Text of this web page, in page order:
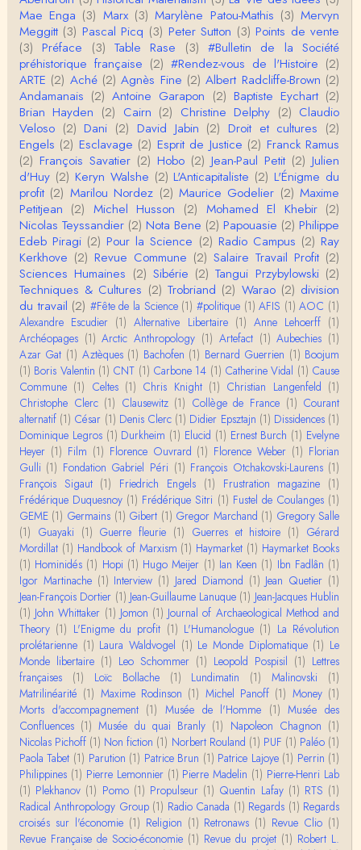
Christophe Darmangeat
Cet article apporte de l'eau à mon moulin (si j'ose
dire) en appuyant la réalité des torture…
roland chaudat
IROQUOIS CANNIBALISM: FACT NOT FICTIONTho
mas S. AblerUniversity of WaterlooBien que ce text
e ne comp…
roland chaudat
Merci de relever ma généralisation hâtive en ce qu
i concerne une hypothétique proportion relative e
n…
Christophe Darmangeat
Pour ce qui est des effets de la variole, ils ont en
effet été catastrophiques 'une manière géné…
Roland Chaudat
L'histoire des populations autochtones profite certai
nement de ces reconstitutions dont la visit…
Anonymous
Je viens de regarder une vidéo de Pascal Picq sur
"le blob" à l'instant. Mon premier r…
Yves Le Dantec
En effet, par "hiérarchie" j'entendais surtout ce que
tu entends dans ton second point…
Claude Julien
« Nous n’avons pas cessé, de toute évidence, d’êt
re ‘ethnocentriques’. Mais nous n’en sommes pas m
oi…
Christophe Darmangeat
Encore une fois, l'histoire de la hiérarchie ne me s
emble pas être le bon angle de discussion – …
Christophe Darmangeat
Évidemment, de toute façon c'est toujours de ma f
aute. ;-)
Damian
Merci de ta réponse ! Pour les pénis, c'est de cell
es qu'on écarte, car dans une société pat…
Yves Le Dantec
Affligeant, ce documentaire. Ca me fait me deman
der : est-ce que tenter de revoir l'histoire des…
Boudjemaa Sedira
Merci pour cet article méthodique. En effet, les "b
âtons-à-fouir" qu'on a pu trouver a…
Mae Enga (3) Marx (3) Marylène Patou-Mathis (3) Mervyn
Meggitt (3) Pascal Picq (3) Peter Sutton (3) Points de vente
(3) Préface (3) Table Rase (3) #Bulletin de la Société
préhistorique française (2) #Rendez-vous de l'Histoire (2)
ARTE (2) Aché (2) Agnès Fine (2) Albert Radcliffe-Brown (2)
Andamanais (2) Antoine Garapon (2) Baptiste Eychart (2)
Brian Hayden (2) Cairn (2) Christine Delphy (2) Claudio
Veloso (2) Dani (2) David Jabin (2) Droit et cultures (2)
Engels (2) Esclavage (2) Esprit de Justice (2) Franck Ramus
(2) François Savatier (2) Hobo (2) Jean-Paul Petit (2) Julien
d'Huy (2) Keryn Walshe (2) L'Anticapitaliste (2) L'Énigme du
profit (2) Marilou Nordez (2) Maurice Godelier (2) Maxime
Petitjean (2) Michel Husson (2) Mohamed El Khebir (2)
Nicolas Teyssandier (2) Nota Bene (2) Papouasie (2) Philippe
Edeb Piragi (2) Pour la Science (2) Radio Campus (2) Ray
Kerkhove (2) Revue Commune (2) Salaire Travail Profit (2)
Sciences Humaines (2) Sibérie (2) Tangui Przybylowski (2)
Techniques & Cultures (2) Trobriand (2) Warao (2) division
du travail (2) #Fête de la Science (1) #politique (1) AFIS (1) AOC (1)
Alexandre Escudier (1) Alternative Libertaire (1) Anne Lehoerff (1)
Archéopages (1) Arctic Anthropology (1) Artefact (1) Aubechies (1)
Azar Gat (1) Aztèques (1) Bachofen (1) Bernard Guerrien (1) Boojum
(1) Boris Valentin (1) CNT (1) Carbone 14 (1) Catherine Vidal (1) Cause
Commune (1) Celtes (1) Chris Knight (1) Christian Langenfeld (1)
Christophe Clerc (1) Clausewitz (1) Collège de France (1) Courant
alternatif (1) César (1) Denis Clerc (1) Didier Epsztajn (1) Dissidences (1)
Dominique Legros (1) Durkheim (1) Elucid (1) Ernest Burch (1) Evelyne
Heyer (1) Film (1) Florence Ouvrard (1) Florence Weber (1) Florian
Gulli (1) Fondation Gabriel Péri (1) François Otchakovski-Laurens (1)
François Sigaut (1) Friedrich Engels (1) Frustration magazine (1)
Frédérique Duquesnoy (1) Frédérique Sitri (1) Fustel de Coulanges (1)
GEME (1) Germains (1) Gibert (1) Gregor Marchand (1) Gregory Salle
(1) Guayaki (1) Guerre fleurie (1) Guerres et histoire (1) Gérard
Mordillat (1) Handbook of Marxism (1) Haymarket (1) Haymarket Books
(1) Hominidés (1) Hopi (1) Hugo Meijer (1) Ian Keen (1) Ibn Fadlân (1)
Igor Martinache (1) Interview (1) Jared Diamond (1) Jean Quetier (1)
Jean-François Dortier (1) Jean-Guillaume Lanuque (1) Jean-Jacques Hublin
(1) John Whittaker (1) Jomon (1) Journal of Archaeological Method and
Theory (1) L'Enigme du profit (1) L'Humanologue (1) La Révolution
prolétarienne (1) Laura Waldvogel (1) Le Monde Diplomatique (1) Le
Monde libertaire (1) Leo Schommer (1) Leopold Pospisil (1) Lettres
françaises
(1) Loïc Bollache (1) Lundimatin (1) Malinovski
(1)
Matrilinéarité (1) Maxime Rodinson (1) Michel Panoff (1) Money (1)
Morts d'accompagnement (1) Musée de l'Homme (1) Musée des
Confluences (1) Musée du quai Branly (1) Napoleon Chagnon (1)
Nicolas Pichoff (1) Non fiction (1) Norbert Rouland (1) PUF (1) Paléo (1)
Paola Tabet (1) Parution (1) Patrice Brun (1) Patrice Lajoye (1) Perrin (1)
Philippines (1) Pierre Lemonnier (1) Pierre Madelin (1) Pierre-Henri Lab
(1) Plekhanov (1) Pomo (1) Propulseur (1) Quentin Lafay (1) RTS (1)
Radical Anthropology Group (1) Radio Canada (1) Regards (1) Regards
croisés sur l'économie (1) Religion (1) Retronaws (1) Revue Clio (1)
Revue Française de Socio-économie (1) Revue du projet (1) Robert L.